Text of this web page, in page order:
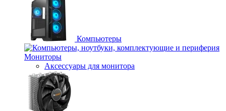
Компьютеры
Мониторы
Аксессуары для монитора